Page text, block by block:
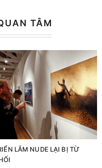
TÂM
LÃM NUDE LẠI BỊ TỪ